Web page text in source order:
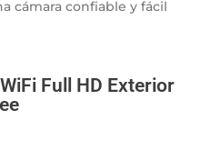
cámara confiable y fácil
Full HD Exterior